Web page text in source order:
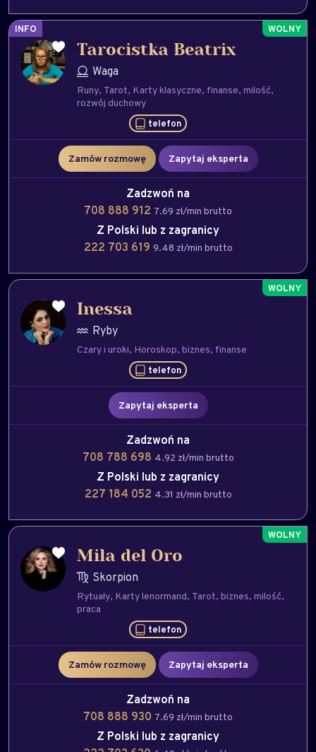
INFO
Tarocistka Beatrix
Waga
Runy Tarot Karty klasyczne finanse milość
rozwój duchowy
telefon
Zamów rozmowę Zapytaj eksperta
Zadzwoń na
708 888 912 7.69 zł/min brutto
Z Polski lub z zagranicy
222 703 619 9.48 zł/min brutto
Inessa
Ryby
Czary i uroki Horoskop biznes finanse
telefon
Zapytaj eksperta
Zadzwoń na
708 788 698 4.92 zł/min brutto
Z Polski lub z zagranicy
227 184 052 4.31 zł/min brutto
Mila del Oro
Skorpion
Rytuały Karty lenormand Tarot biznes milość
praca
telefon
Zamów rozmowę Zapytaj eksperta
Zadzwoń na
708 888 930 7.69 zł/min brutto
Z Polski lub z zagranicy